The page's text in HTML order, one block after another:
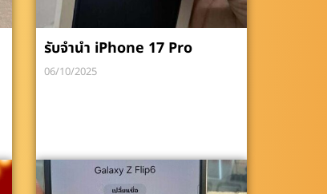
รับจำนำ iPhone 17 Pro
06/10/2025